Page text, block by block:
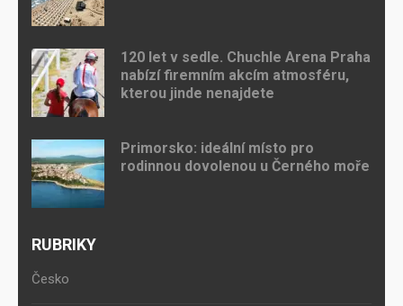
120 let v sedle. Chuchle Arena Praha
nabízí firemním akcím atmosféru,
kterou jinde nenajdete
Primorsko: ideální místo pro
rodinnou dovolenou u Černého moře
RUBRIKY
Česko